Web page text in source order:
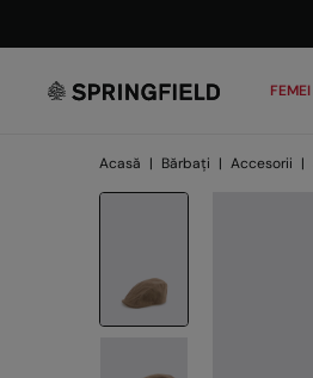
FEMEI
Acasă | Bărbați | Accesorii |